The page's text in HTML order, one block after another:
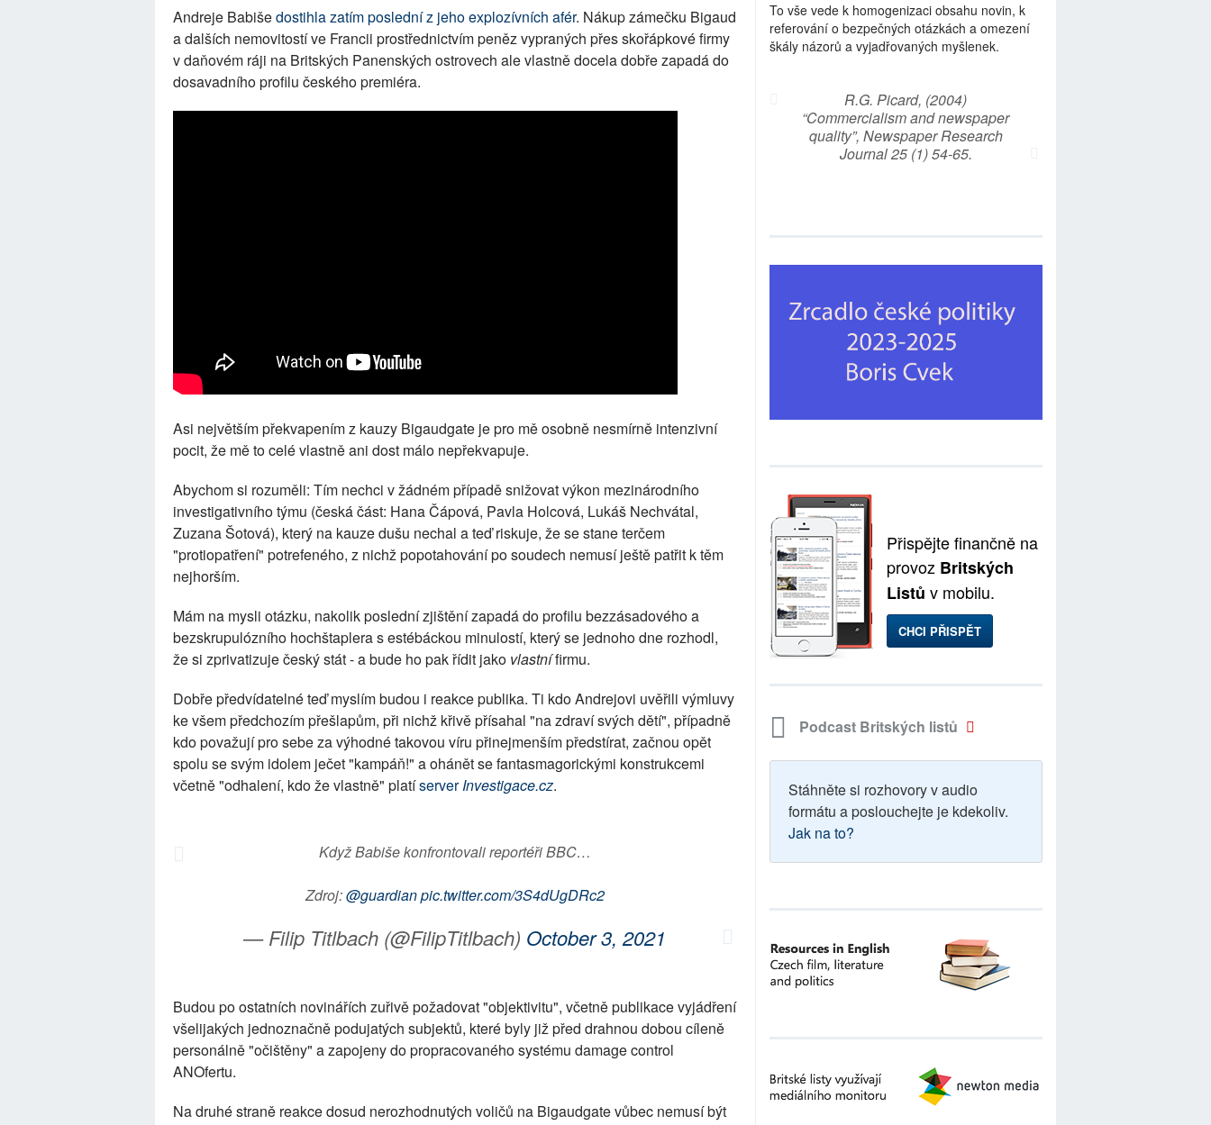
Andreje Babišedostihla zatím poslední z jeho explozívních afér. Nákup zámečku Bigaud
a dalších nemovitostí ve Francii prostřednictvím peněz vypraných přes skořápkové firmy
v daňovém ráji na Britských Panenských ostrovech ale vlastně docela dobře zapadá do
dosavadního profilu českého premiéra.
Asi největším překvapením z kauzy Bigaudgate je pro mě osobně nesmírně intenzivní
pocit, že mě to celé vlastně ani dost málo nepřekvapuje.
Abychom si rozuměli: Tím nechci v žádném případě snižovat výkon mezinárodního
investigativního týmu (česká část: Hana Čápová, Pavla Holcová, Lukáš Nechvátal,
Zuzana Šotová), který na kauze dušu nechal a teď riskuje, že se stane terčem
"protiopatření" potrefeného, z nichž popotahování po soudech nemusí ještě patřit k těm
nejhorším.
Mám na mysli otázku, nakolik poslední zjištění zapadá do profilu bezzásadového a
bezskrupulózního hochštaplera s estébáckou minulostí, který se jednoho dne rozhodl,
že si zprivatizuje český stát - a bude ho pak řídit jako vlastnífirmu.
Dobře předvídatelné teď myslím budou i reakce publika. Ti kdo Andrejovi uvěřili výmluvy
ke všem předchozím přešlapům, při nichž křivě přísahal "na zdraví svých dětí", případně
kdo považují pro sebe za výhodné takovou víru přinejmenším předstírat, začnou opět
spolu se svým idolem ječet "kampáň!" a ohánět se fantasmagorickými konstrukcemi
včetně "odhalení, kdo že vlastně" platíserverInvestigace.cz.
Když Babiše konfrontovali reportéři BBC…
Zdroj:@guardianpic.twitter.com/3S4dUgDRc2
— Filip Titlbach (@FilipTitlbach) October 3, 2021
Budou po ostatních novinářích zuřivě požadovat "objektivitu", včetně publikace vyjádření
všelijakých jednoznačně podujatých subjektů, které byly již před drahnou dobou cíleně
personálně "očištěny" a zapojeny do propracovaného systému damage control
ANOfertu.
Na druhé straně reakce dosud nerozhodnutých voličů na Bigaudgate vůbec nemusí být
To vše vede k homogenizaci obsahu novin, k
referování o bezpečných otázkách a omezení
škály názorů a vyjadřovaných myšlenek.
R.G. Picard, (2004)
“Commercialism and newspaper
quality”, Newspaper Research
Journal 25 (1) 54-65.
Přispějte finančně na
provoz Britských
Listů v mobilu.
CHCI PŘISPĚT
Podcast Britských listů
Stáhněte si rozhovory v audio
formátu a poslouchejte je kdekoliv.
Jak na to?